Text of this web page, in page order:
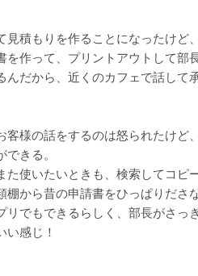
見積もりを作ることになったけど
を作って、プリントアウトして部
んだから、近くのカフェで話して
客様の話をするのは怒られたけど
きる。
た使いたいときも、検索してコピ
棚から昔の申請書をひっぱりださ
リでもできるらしく、部長がさっ
い感じ！